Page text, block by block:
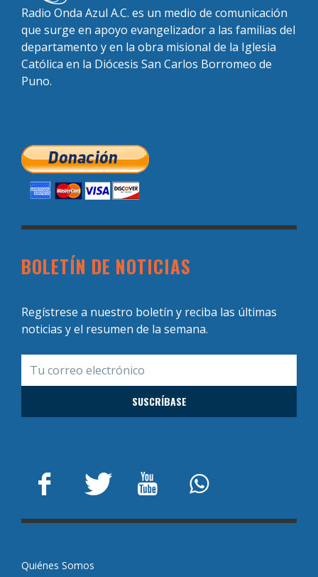
Radio Onda Azul A.C. es un medio de comunicación
que surge en apoyo evangelizador a las familias del
departamento y en la obra misional de la Iglesia
Católica en la Diócesis San Carlos Borromeo de
Puno.
BOLETÍN DE NOTICIAS
Regístrese a nuestro boletín y reciba las últimas
noticias y el resumen de la semana.
Quiénes Somos